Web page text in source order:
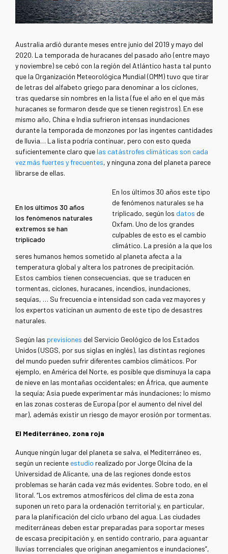
Australia ardió durante meses entre junio del 2019 y mayo del
2020. La temporada de huracanes del pasado año (entre mayo
y noviembre) se cebó con la región del Atlántico hasta tal punto
que la Organización Meteorológica Mundial (OMM) tuvo que tirar
de letras del alfabeto griego para denominar a los ciclones,
tras quedarse sin nombres en la lista (fue el año en el que más
huracanes se formaron desde que se tienen registros). En ese
mismo año, China e India sufrieron intensas inundaciones
durante la temporada de monzones por las ingentes cantidades
de lluvia… La lista podría continuar, pero con esto queda
suficientemente claro que las catástrofes climáticas son cada
vez más fuertes y frecuentes, y ninguna zona del planeta parece
librarse de ellas.
En los últimos 30 años
los fenómenos naturales
extremos se han
triplicado
En los últimos 30 años este tipo
de fenómenos naturales se ha
triplicado, según los datos de
Oxfam. Uno de los grandes
culpables de esto es el cambio
climático. La presión a la que los
seres humanos hemos sometido al planeta afecta a la
temperatura global y altera los patrones de precipitación.
Estos cambios tienen consecuencias, que se traducen en
tormentas, ciclones, huracanes, incendios, inundaciones,
sequías, … Su frecuencia e intensidad son cada vez mayores y
los expertos vaticinan un aumento de este tipo de desastres
naturales.
Según las previsiones del Servicio Geológico de los Estados
Unidos (USGS, por sus siglas en inglés), las distintas regiones
del mundo pueden sufrir diferentes cambios climáticos. Por
ejemplo, en América del Norte, es posible que disminuya la capa
de nieve en las montañas occidentales; en África, que aumente
la sequía; Asia puede experimentar más inundaciones; lo mismo
en las zonas costeras de Europa (por el aumento del nivel del
mar), además existir un riesgo de mayor erosión por tormentas.
El Mediterráneo, zona roja
Aunque ningún lugar del planeta se salva, el Mediterráneo es,
según un reciente estudio realizado por Jorge Olcina de la
Universidad de Alicante, una de las regiones donde estos
problemas se harán cada vez más evidentes. Sobre todo, en el
litoral. “Los extremos atmosféricos del clima de esta zona
suponen un reto para la ordenación territorial y, en particular,
para la planificación del ciclo urbano del agua. Las ciudades
mediterráneas deben estar preparadas para soportar meses
de escasa precipitación y, en sentido contrario, para aguantar
lluvias torrenciales que originan anegamientos e inundaciones”,